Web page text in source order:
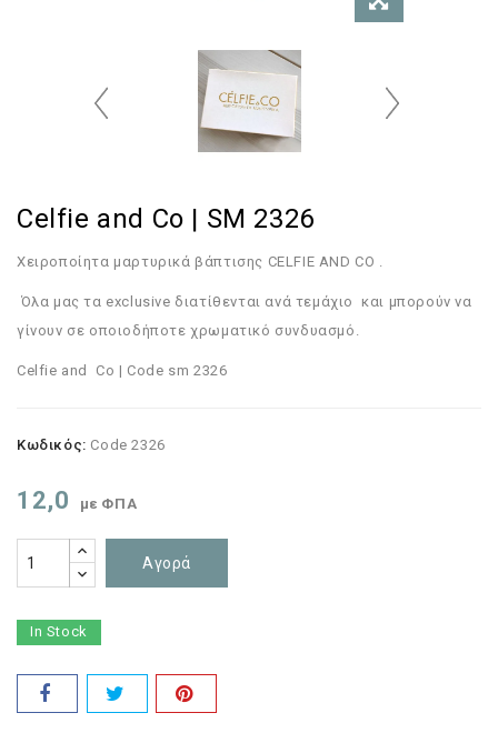
Celfie and Co | SM 2326
Χειροποίητα μαρτυρικά βάπτισης CELFIE AND CO .
Όλα μας τα exclusive διατίθενται ανά τεμάχιο και μπορούν να
γίνουν σε οποιοδήποτε χρωματικό συνδυασμό.
Celfie and Co | Code sm 2326
Κωδικός: Code 2326
12,0 με ΦΠΑ
Αγορά
In Stock